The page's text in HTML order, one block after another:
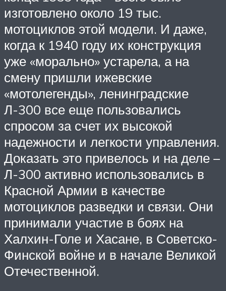
изготовлено около 19 тыс.
мотоциклов этой модели. И даже,
когда к 1940 году их конструкция
уже «морально» устарела, а на
смену пришли ижевские
«мотолегенды», ленинградские
Л-300 все еще пользовались
спросом за счет их высокой
надежности и легкости управления.
Доказать это привелось и на деле –
Л-300 активно использовались в
Красной Армии в качестве
мотоциклов разведки и связи. Они
принимали участие в боях на
Халхин-Голе и Хасане, в Советско-
Финской войне и в начале Великой
Отечественной.